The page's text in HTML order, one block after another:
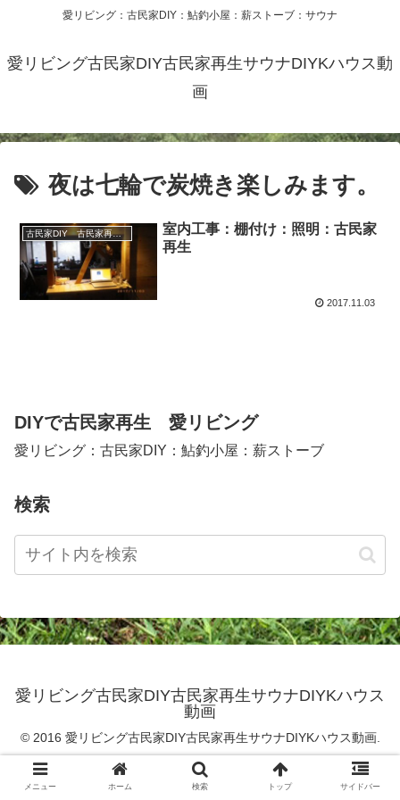
愛リビング：古民家DIY：鮎釣小屋：薪ストーブ：サウナ
愛リビング古民家DIY古民家再生サウナDIYKハウス動
画
夜は七輪で炭焼き楽しみます。
古民家DIY 古民家再生 別荘 リフォーム 小屋 薪ストーブ
室内工事：棚付け：照明：古民家
再生
2017.11.03
DIYで古民家再生 愛リビング
愛リビング：古民家DIY：鮎釣小屋：薪ストーブ
検索
愛リビング古民家DIY古民家再生サウナDIYKハウス
動画
© 2016 愛リビング古民家DIY古民家再生サウナDIYKハウス動画.
メニュー ホーム 検索 トップ サイドバー